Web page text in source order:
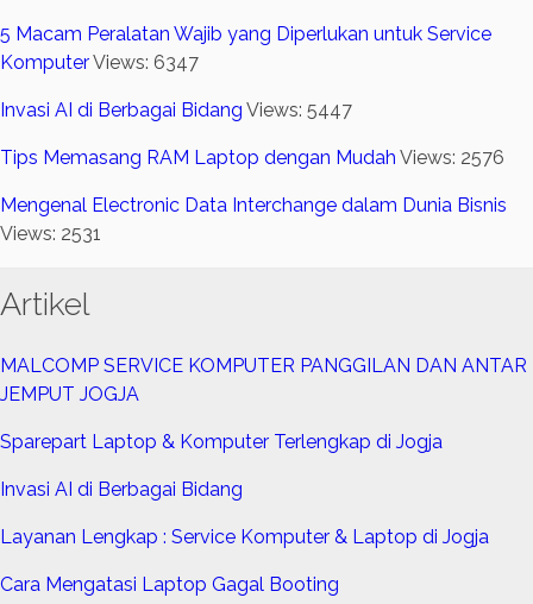
5 Macam Peralatan Wajib yang Diperlukan untuk Service
KomputerViews: 6347
Invasi AI di Berbagai Bidang Views: 5447
Tips Memasang RAM Laptop dengan Mudah Views: 2576
Mengenal Electronic Data Interchange dalam Dunia Bisnis
Views: 2531
Artikel
MALCOMP SERVICE KOMPUTER PANGGILAN DAN ANTAR
JEMPUT JOGJA
Sparepart Laptop & Komputer Terlengkap di Jogja
Invasi AI di Berbagai Bidang
Layanan Lengkap : Service Komputer & Laptop di Jogja
Cara Mengatasi Laptop Gagal Booting